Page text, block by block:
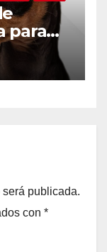
para
publicada.
con *